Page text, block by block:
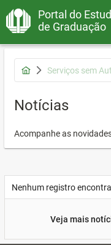
Portal do
de Graduação
Serviços sem
Notícias
Acompanhe as
Nenhum registro
Veja mais